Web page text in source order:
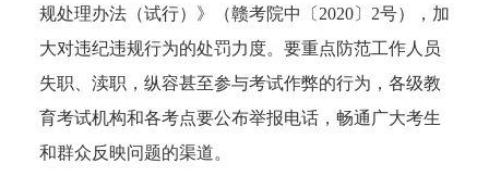
规处理办法（试行）》（赣考院中〔2020〕2号），加
大对违纪违规行为的处罚力度。要重点防范工作人员
失职、渎职，纵容甚至参与考试作弊的行为，各级教
育考试机构和各考点要公布举报电话，畅通广大考生
和群众反映问题的渠道。